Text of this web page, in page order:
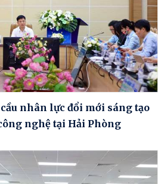
nhân lực đổi mới sáng tạo
nghệ tại Hải Phòng